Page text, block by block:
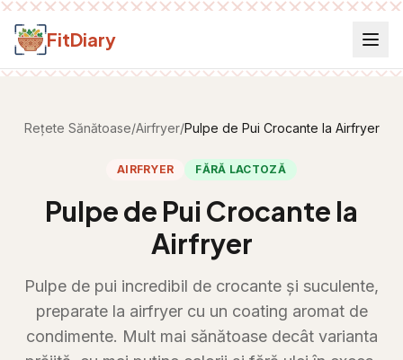
Salt la conținut
FitDiary
Rețete Sănătoase/Airfryer/Pulpe de Pui Crocante la Airfryer
AIRFRYER FĂRĂ LACTOZĂ
Pulpe de Pui Crocante la
Airfryer
Pulpe de pui incredibil de crocante și suculente,
preparate la airfryer cu un coating aromat de
condimente. Mult mai sănătoase decât varianta